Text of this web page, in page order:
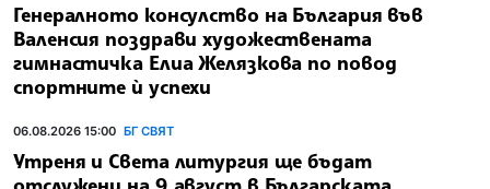
Генералното консулство на България във
Валенсия поздрави художествената
гимнастичка Елиа Желязкова по повод
спортните ѝ успехи
06.08.2026 15:00 БГ СВЯТ
Утреня и Света литургия ще бъдат